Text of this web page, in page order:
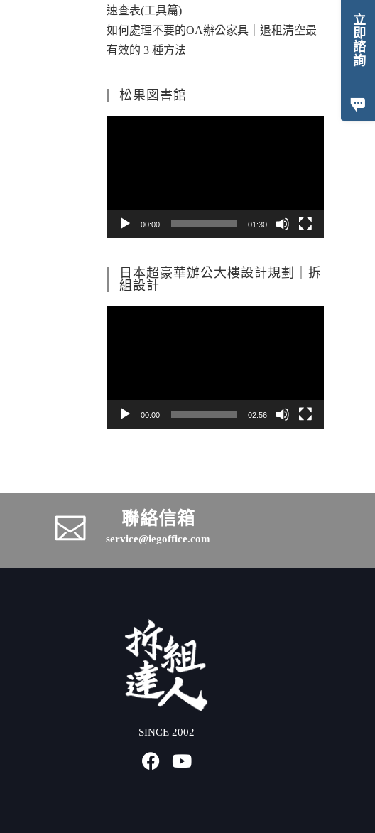
立即諮詢
速查表(工具篇)
如何處理不要的OA辦公家具｜退租清空最
有效的 3 種方法
松果図書館
00:00 01:30
日本超豪華辦公大樓設計規劃｜拆
組設計
00:00 02:56
聯絡信箱
service@iegoffice.com
SINCE 2002